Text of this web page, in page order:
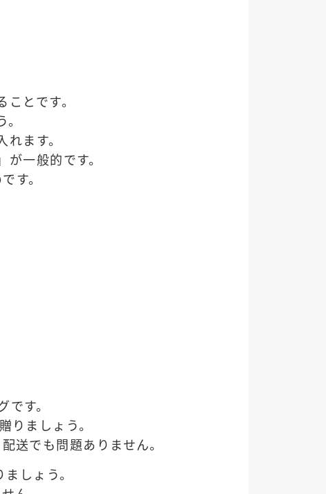
とです。
ます。
一般的です。
す。
す。
りましょう。
送でも問題ありません。
しょう。